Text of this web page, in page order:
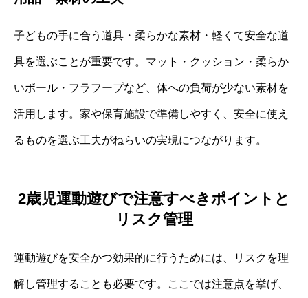
子どもの手に合う道具・柔らかな素材・軽くて安全な道
具を選ぶことが重要です。マット・クッション・柔らか
いボール・フラフープなど、体への負荷が少ない素材を
活用します。家や保育施設で準備しやすく、安全に使え
るものを選ぶ工夫がねらいの実現につながります。
2歳児運動遊びで注意すべきポイントと
リスク管理
運動遊びを安全かつ効果的に行うためには、リスクを理
解し管理することも必要です。ここでは注意点を挙げ、